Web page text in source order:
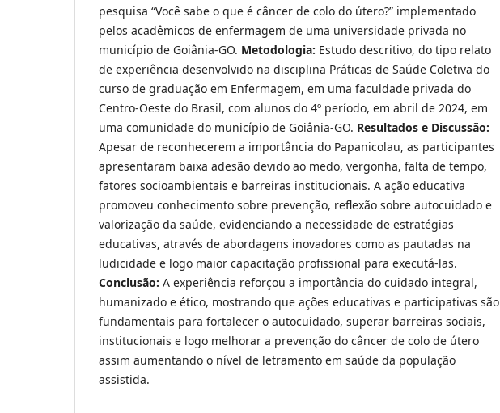
pesquisa “Você sabe o que é câncer de colo do útero?” implementado
pelos acadêmicos de enfermagem de uma universidade privada no
município de Goiânia-GO. Metodologia: Estudo descritivo, do tipo relato
de experiência desenvolvido na disciplina Práticas de Saúde Coletiva do
curso de graduação em Enfermagem, em uma faculdade privada do
Centro-Oeste do Brasil, com alunos do 4º período, em abril de 2024, em
uma comunidade do município de Goiânia-GO. Resultados e Discussão:
Apesar de reconhecerem a importância do Papanicolau, as participantes
apresentaram baixa adesão devido ao medo, vergonha, falta de tempo,
fatores socioambientais e barreiras institucionais. A ação educativa
promoveu conhecimento sobre prevenção, reflexão sobre autocuidado e
valorização da saúde, evidenciando a necessidade de estratégias
educativas, através de abordagens inovadores como as pautadas na
ludicidade e logo maior capacitação profissional para executá-las.
Conclusão: A experiência reforçou a importância do cuidado integral,
humanizado e ético, mostrando que ações educativas e participativas são
fundamentais para fortalecer o autocuidado, superar barreiras sociais,
institucionais e logo melhorar a prevenção do câncer de colo de útero
assim aumentando o nível de letramento em saúde da população
assistida.